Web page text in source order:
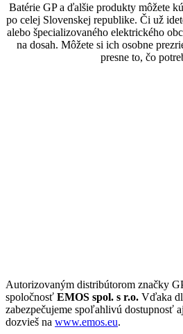
Batérie GP a ďalšie produkty môžete
po celej Slovenskej republike. Či už
alebo špecializovaného elektrického
na dosah. Môžete si ich osobne
presne to, čo
Autorizovaným distribútorom značky
spoločnosť EMOS spol. s r.o. Vďaka
zabezpečujeme spoľahlivú dostupnosť
dozvieš na www.emos.eu.